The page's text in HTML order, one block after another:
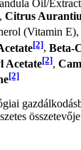
Oil/Extract
Citrus
(Vitamin E),
[2], Beta-
Acetate[2],
[2]
összetevője